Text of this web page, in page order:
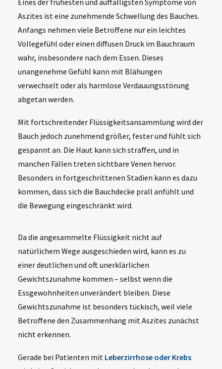
Eines der frühesten und auffälligsten Symptome von
Aszites ist eine zunehmende Schwellung des Bauches.
Anfangs nehmen viele Betroffene nur ein leichtes
Völlegefühl oder einen diffusen Druck im Bauchraum
wahr, insbesondere nach dem Essen. Dieses
unangenehme Gefühl kann mit Blähungen
verwechselt oder als harmlose Verdauungsstörung
abgetan werden.
Mit fortschreitender Flüssigkeitsansammlung wird der
Bauch jedoch zunehmend größer, fester und fühlt sich
gespannt an. Die Haut kann sich straffen, und in
manchen Fällen treten sichtbare Venen hervor.
Besonders in fortgeschrittenen Stadien kann es dazu
kommen, dass sich die Bauchdecke prall anfühlt und
die Bewegung eingeschränkt wird.
Da die angesammelte Flüssigkeit nicht auf
natürlichem Wege ausgeschieden wird, kann es zu
einer deutlichen und oft unerklärlichen
Gewichtszunahme kommen – selbst wenn die
Essgewohnheiten unverändert bleiben. Diese
Gewichtszunahme ist besonders tückisch, weil viele
Betroffene den Zusammenhang mit Aszites zunächst
nicht erkennen.
Gerade bei Patienten mit Leberzirrhose oder Krebs